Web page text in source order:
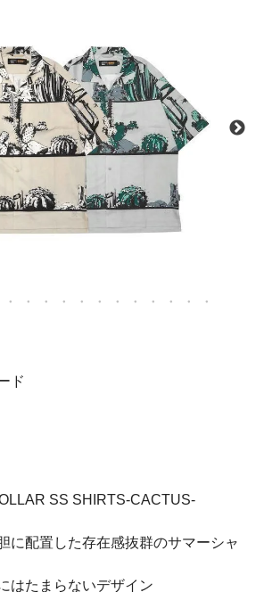
ド
SS SHIRTS-CACTUS-
に配置した存在感抜群のサマーシャ
はたまらないデザイン